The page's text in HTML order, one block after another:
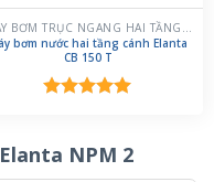
bơm nước hai tầng cánh Elanta
CB 150 T
5 saoNPM 2